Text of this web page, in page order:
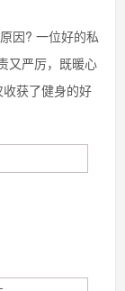
因? 一位好的私
又严厉，既暖心
获了健身的好